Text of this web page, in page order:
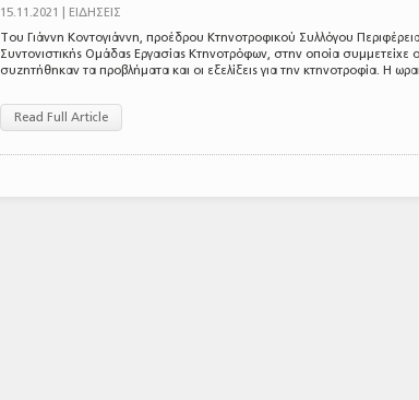
15.11.2021 | ΕΙΔΗΣΕΙΣ
Του Γιάννη Κοντογιάννη, προέδρου Κτηνοτροφικού Συλλόγου
Συντονιστικής Ομάδας Εργασίας Κτηνοτρόφων, στην οποία συμμετείχε
συζητήθηκαν τα προβλήματα και οι εξελίξεις για την κτηνοτροφία. Η
Read Full Article